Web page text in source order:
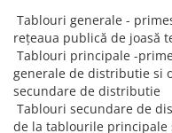
Iluminat Scari/Trepte
Iluminat baie
Becuri și surse LED
Sine magnetice
Tablouri generale -
reţeaua publică de joasă
Tablouri principale -
generale de distributie si
secundare de distributie
Tablouri secundare de
de la tablourile